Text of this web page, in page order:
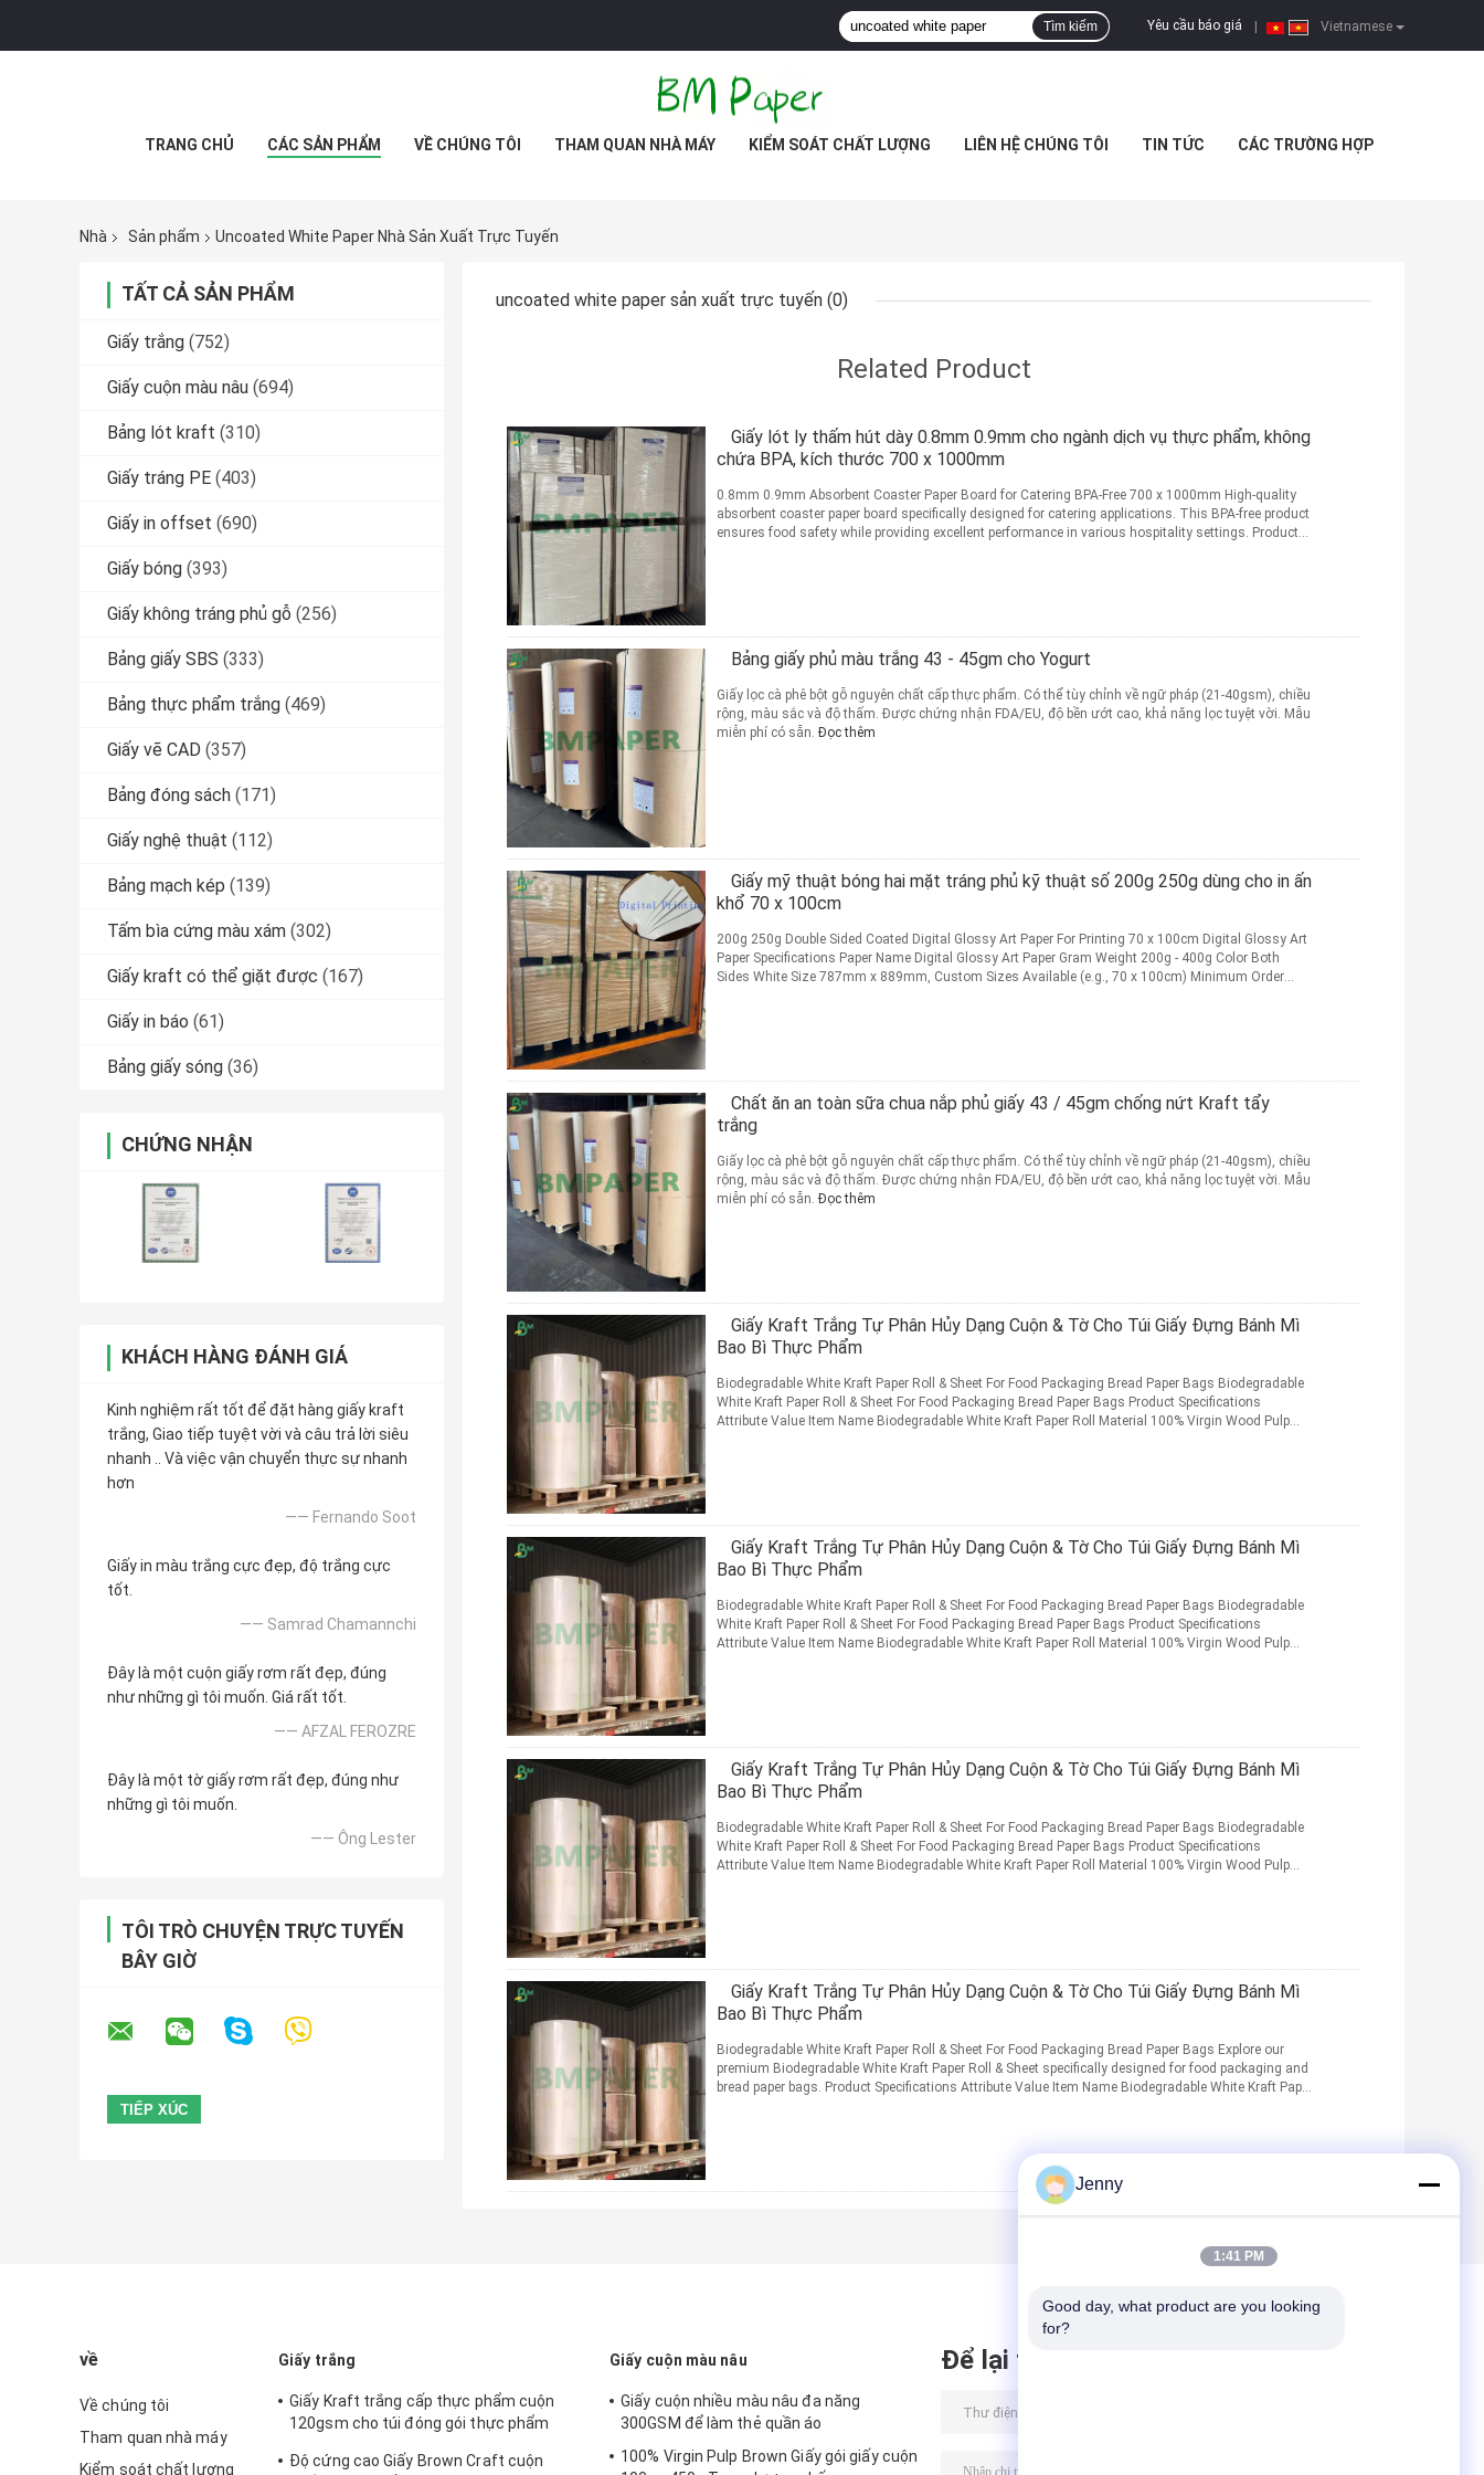
Vietnamese
Yêu cầu báo giá
Tìm kiếm
TRANG CHỦ CÁC SẢN PHẨM VỀ CHÚNG TÔI THAM QUAN NHÀ MÁY KIỂM SOÁT CHẤT LƯỢNG LIÊN HỆ CHÚNG TÔI TIN TỨC CÁC TRƯỜNG HỢP
Nhà Sản phẩm Uncoated White Paper Nhà Sản Xuất Trực Tuyến
TẤT CẢ SẢN PHẨM
Giấy trắng (752)
Giấy cuộn màu nâu (694)
Bảng lót kraft (310)
Giấy tráng PE (403)
Giấy in offset (690)
Giấy bóng (393)
Giấy không tráng phủ gỗ (256)
Bảng giấy SBS (333)
Bảng thực phẩm trắng (469)
Giấy vẽ CAD (357)
Bảng đóng sách (171)
Giấy nghệ thuật (112)
Bảng mạch kép (139)
Tấm bìa cứng màu xám (302)
Giấy kraft có thể giặt được (167)
Giấy in báo (61)
Bảng giấy sóng (36)
CHỨNG NHẬN
KHÁCH HÀNG ĐÁNH GIÁ
Kinh nghiệm rất tốt để đặt hàng giấy kraft
trắng, Giao tiếp tuyệt vời và câu trả lời siêu
nhanh .. Và việc vận chuyển thực sự nhanh
hơn
—— Fernando Soot
Giấy in màu trắng cực đẹp, độ trắng cực
tốt.
—— Samrad Chamannchi
Đây là một cuộn giấy rơm rất đẹp, đúng
như những gì tôi muốn. Giá rất tốt.
—— AFZAL FEROZRE
Đây là một tờ giấy rơm rất đẹp, đúng như
những gì tôi muốn.
—— Ông Lester
TÔI TRÒ CHUYỆN TRỰC TUYẾN
BÂY GIỜ
uncoated white paper sản xuất trực tuyến (0)
Related Product
Giấy lót ly thấm hút dày 0.8mm 0.9mm cho ngành dịch vụ thực phẩm, không
chứa BPA, kích thước 700 x 1000mm
0.8mm 0.9mm Absorbent Coaster Paper Board for Catering BPA-Free 700 x 1000mm High-quality
absorbent coaster paper board specifically designed for catering applications. This BPA-free product
ensures food safety while providing excellent performance in various hospitality settings. Product
Bảng giấy phủ màu trắng 43 - 45gm cho Yogurt
Giấy lọc cà phê bột gỗ nguyên chất cấp thực phẩm. Có thể tùy chỉnh về ngữ pháp (21-40gsm), chiều
rộng, màu sắc và độ thấm. Được chứng nhận FDA/EU, độ bền ướt cao, khả năng lọc tuyệt vời. Mẫu
miễn phí có sẵn. Đọc thêm
Giấy mỹ thuật bóng hai mặt tráng phủ kỹ thuật số 200g 250g dùng cho in ấn
khổ 70 x 100cm
200g 250g Double Sided Coated Digital Glossy Art Paper For Printing 70 x 100cm Digital Glossy Art
Paper Specifications Paper Name Digital Glossy Art Paper Gram Weight 200g - 400g Color Both
Sides White Size 787mm x 889mm, Custom Sizes Available (e.g., 70 x 100cm) Minimum Order
Chất ăn an toàn sữa chua nắp phủ giấy 43 / 45gm chống nứt Kraft tẩy
trắng
Giấy lọc cà phê bột gỗ nguyên chất cấp thực phẩm. Có thể tùy chỉnh về ngữ pháp (21-40gsm), chiều
rộng, màu sắc và độ thấm. Được chứng nhận FDA/EU, độ bền ướt cao, khả năng lọc tuyệt vời. Mẫu
miễn phí có sẵn. Đọc thêm
Giấy Kraft Trắng Tự Phân Hủy Dạng Cuộn & Tờ Cho Túi Giấy Đựng Bánh Mì
Bao Bì Thực Phẩm
Biodegradable White Kraft Paper Roll & Sheet For Food Packaging Bread Paper Bags Biodegradable
White Kraft Paper Roll & Sheet For Food Packaging Bread Paper Bags Product Specifications
Attribute Value Item Name Biodegradable White Kraft Paper Roll Material 100% Virgin Wood Pulp
Giấy Kraft Trắng Tự Phân Hủy Dạng Cuộn & Tờ Cho Túi Giấy Đựng Bánh Mì
Bao Bì Thực Phẩm
Biodegradable White Kraft Paper Roll & Sheet For Food Packaging Bread Paper Bags Biodegradable
White Kraft Paper Roll & Sheet For Food Packaging Bread Paper Bags Product Specifications
Attribute Value Item Name Biodegradable White Kraft Paper Roll Material 100% Virgin Wood Pulp
Giấy Kraft Trắng Tự Phân Hủy Dạng Cuộn & Tờ Cho Túi Giấy Đựng Bánh Mì
Bao Bì Thực Phẩm
Biodegradable White Kraft Paper Roll & Sheet For Food Packaging Bread Paper Bags Biodegradable
White Kraft Paper Roll & Sheet For Food Packaging Bread Paper Bags Product Specifications
Attribute Value Item Name Biodegradable White Kraft Paper Roll Material 100% Virgin Wood Pulp
Giấy Kraft Trắng Tự Phân Hủy Dạng Cuộn & Tờ Cho Túi Giấy Đựng Bánh Mì
Bao Bì Thực Phẩm
Biodegradable White Kraft Paper Roll & Sheet For Food Packaging Bread Paper Bags Explore our
premium Biodegradable White Kraft Paper Roll & Sheet specifically designed for food packaging and
bread paper bags. Product Specifications Attribute Value Item Name Biodegradable White Kraft Paper
về
Về chúng tôi
Tham quan nhà máy
Kiểm soát chất lượng
Giấy trắng
Giấy Kraft trắng cấp thực phẩm cuộn
120gsm cho túi đóng gói thực phẩm
Độ cứng cao Giấy Brown Craft cuộn
Giấy cuộn màu nâu
Giấy cuộn nhiều màu nâu đa năng
300GSM để làm thẻ quần áo
100% Virgin Pulp Brown Giấy gói giấy cuộn
Để lại tin nhắn
Jenny
1:41 PM
Good day, what product are you looking
for?